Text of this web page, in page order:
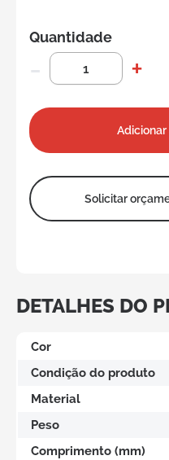
DETALHES DO
Cor
Condição do produto
Material
Peso
Comprimento (mm)
Quantidade
Adicionar
Solicitar